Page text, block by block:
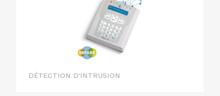
DÉTECTION D'INTRUSION